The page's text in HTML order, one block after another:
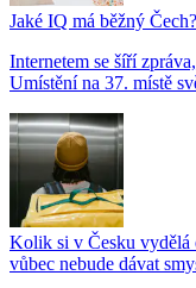
Jaké IQ má běžný
Internetem se šíří
Umístění na 37. místě
Kolik si v Česku vydělá
vůbec nebude dávat